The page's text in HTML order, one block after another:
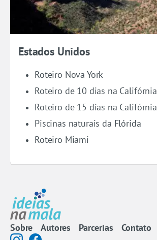
Estados Unidos
Roteiro Nova York
Roteiro de 10 dias na Califórnia
Roteiro de 15 dias na Califórnia
Piscinas naturais da Flórida
Roteiro Miami
Sobre Autores Parcerias Contato